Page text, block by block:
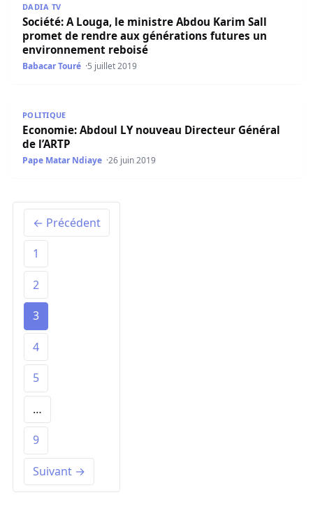
DADIA TV
Société: A Louga, le ministre Abdou Karim Sall
promet de rendre aux générations futures un
environnement reboisé
Babacar Touré 5 juillet 2019
POLITIQUE
Economie: Abdoul LY nouveau Directeur Général
de l’ARTP
Pape Matar Ndiaye 26 juin 2019
← Précédent
1
2
3
4
5
…
9
Suivant →